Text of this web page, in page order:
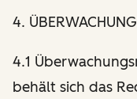
4.
4.1
behält sich das